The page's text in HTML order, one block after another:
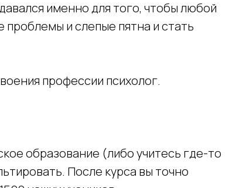
именно для того, чтобы любой
проблемы и слепые пятна и стать
профессии психолог.
образование (либо учитесь где-то
После курса вы точно